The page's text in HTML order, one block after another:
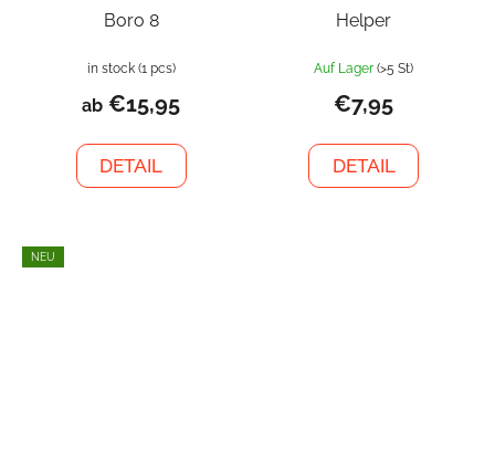
Boro 8
in stock (1 pcs)
ab €15,95
DETAIL
Helper
Auf Lager (>5 St)
€7,95
DETAIL
NEU